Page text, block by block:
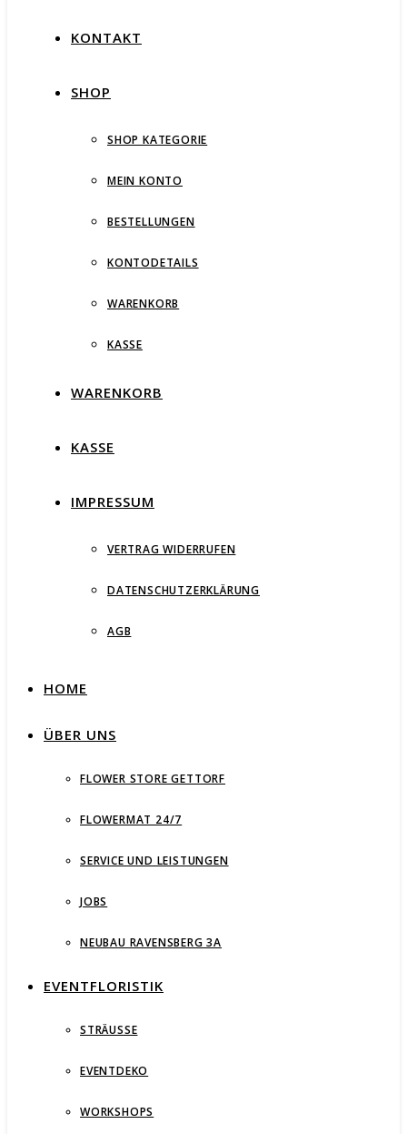
KONTAKT
SHOP
SHOP KATEGORIE
MEIN KONTO
BESTELLUNGEN
KONTODETAILS
WARENKORB
KASSE
WARENKORB
KASSE
IMPRESSUM
VERTRAG WIDERRUFEN
DATENSCHUTZERKLÄRUNG
AGB
HOME
ÜBER UNS
FLOWER STORE GETTORF
FLOWERMAT 24/7
SERVICE UND LEISTUNGEN
JOBS
NEUBAU RAVENSBERG 3A
EVENTFLORISTIK
STRÄUSSE
EVENTDEKO
WORKSHOPS